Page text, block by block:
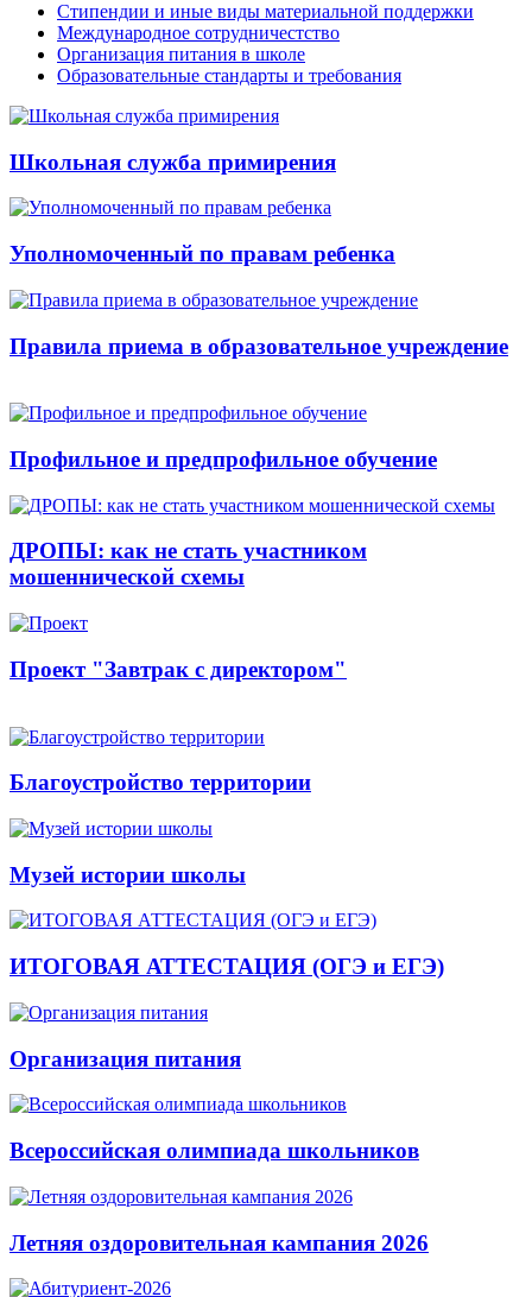
Стипендии и иные виды материальной поддержки
Международное сотрудничестство
Организация питания в школе
Образовательные стандарты и требования
Школьная служба примирения
Уполномоченный по правам ребенка
Правила приема в образовательное учреждение
Профильное и предпрофильное обучение
ДРОПЫ: как не стать участником
мошеннической схемы
Проект "Завтрак с директором"
Благоустройство территории
Музей истории школы
ИТОГОВАЯ АТТЕСТАЦИЯ (ОГЭ и ЕГЭ)
Организация питания
Всероссийская олимпиада школьников
Летняя оздоровительная кампания 2026